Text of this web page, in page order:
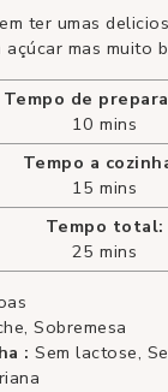
ter umas
mas muito
Tempo de
10 mins
Tempo a
15 mins
Tempo total:
25 mins
Sobremesa
: Sem lactose,